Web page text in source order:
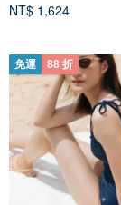
NT$ 1,624
免運 88 折